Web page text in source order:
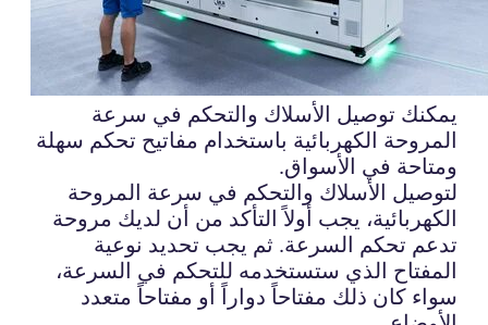
يمكنك توصيل الأسلاك والتحكم في سرعة
المروحة الكهربائية باستخدام مفاتيح تحكم سهلة
ومتاحة في الأسواق.
لتوصيل الأسلاك والتحكم في سرعة المروحة
الكهربائية، يجب أولاً التأكد من أن لديك مروحة
تدعم تحكم السرعة. ثم يجب تحديد نوعية
المفتاح الذي ستستخدمه للتحكم في السرعة،
سواء كان ذلك مفتاحاً دواراً أو مفتاحاً متعدد